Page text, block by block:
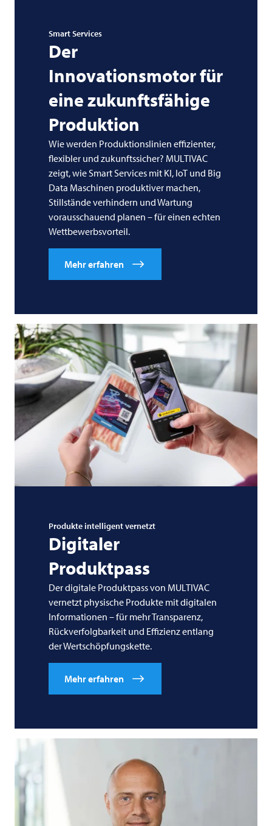
Smart Services
Der
Innovationsmotor für
eine zukunftsfähige
Produktion
Wie werden Produktionslinien effizienter,
flexibler und zukunftssicher? MULTIVAC
zeigt, wie Smart Services mit KI, IoT und Big
Data Maschinen produktiver machen,
Stillstände verhindern und Wartung
vorausschauend planen – für einen echten
Wettbewerbsvorteil.
Mehr erfahren
Produkte intelligent vernetzt
Digitaler
Produktpass
Der digitale Produktpass von MULTIVAC
vernetzt physische Produkte mit digitalen
Informationen – für mehr Transparenz,
Rückverfolgbarkeit und Effizienz entlang
der Wertschöpfungskette.
Mehr erfahren